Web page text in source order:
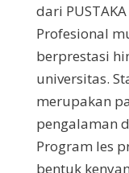
dari
Profesional
berprestasi
universitas.
merupakan
pengalaman
Program les
bentuk